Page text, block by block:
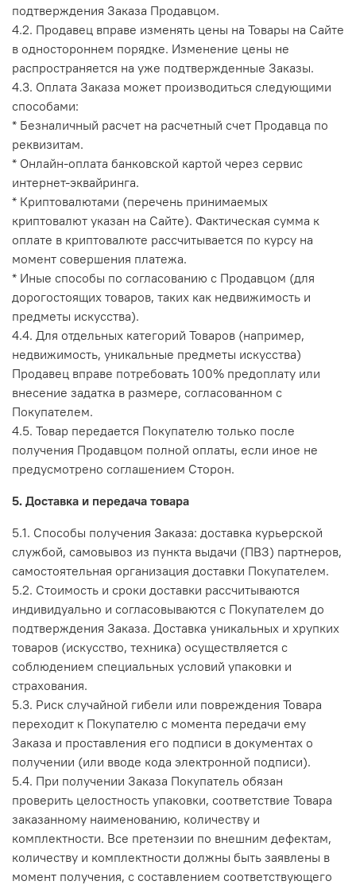
подтверждения Заказа Продавцом.
4.2. Продавец вправе изменять цены на Товары на Сайте
в одностороннем порядке. Изменение цены не
распространяется на уже подтвержденные Заказы.
4.3. Оплата Заказа может производиться следующими
способами:
* Безналичный расчет на расчетный счет Продавца по
реквизитам.
* Онлайн-оплата банковской картой через сервис
интернет-эквайринга.
* Криптовалютами (перечень принимаемых
криптовалют указан на Сайте). Фактическая сумма к
оплате в криптовалюте рассчитывается по курсу на
момент совершения платежа.
* Иные способы по согласованию с Продавцом (для
дорогостоящих товаров, таких как недвижимость и
предметы искусства).
4.4. Для отдельных категорий Товаров (например,
недвижимость, уникальные предметы искусства)
Продавец вправе потребовать 100% предоплату или
внесение задатка в размере, согласованном с
Покупателем.
4.5. Товар передается Покупателю только после
получения Продавцом полной оплаты, если иное не
предусмотрено соглашением Сторон.
5. Доставка и передача товара
5.1. Способы получения Заказа: доставка курьерской
службой, самовывоз из пункта выдачи (ПВЗ) партнеров,
самостоятельная организация доставки Покупателем.
5.2. Стоимость и сроки доставки рассчитываются
индивидуально и согласовываются с Покупателем до
подтверждения Заказа. Доставка уникальных и хрупких
товаров (искусство, техника) осуществляется с
соблюдением специальных условий упаковки и
страхования.
5.3. Риск случайной гибели или повреждения Товара
переходит к Покупателю с момента передачи ему
Заказа и проставления его подписи в документах о
получении (или вводе кода электронной подписи).
5.4. При получении Заказа Покупатель обязан
проверить целостность упаковки, соответствие Товара
заказанному наименованию, количеству и
комплектности. Все претензии по внешним дефектам,
количеству и комплектности должны быть заявлены в
момент получения, с составлением соответствующего